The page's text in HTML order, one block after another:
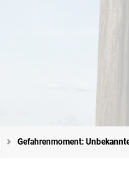
Gefahrenmoment: